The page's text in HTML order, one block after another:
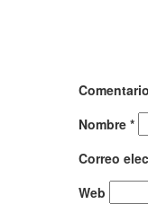
Comentario
Nombre *
Correo
Web